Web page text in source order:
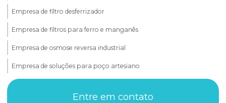
Empresa de filtro desferrizador
Empresa de filtros para ferro e manganês
Empresa de osmose reversa industrial
Empresa de soluções para poço artesiano
Fabricante de filtro para água com ferro
Entre em contato